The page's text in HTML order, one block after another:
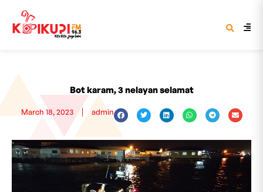
Bot karam, 3 nelayan selamat
March 18, 2023 admin